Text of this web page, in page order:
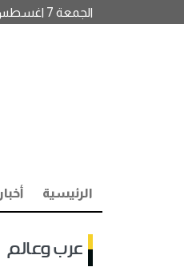
الجمعة 7 اغسطس 2026
الرئيسية أخبار
عرب وعالم